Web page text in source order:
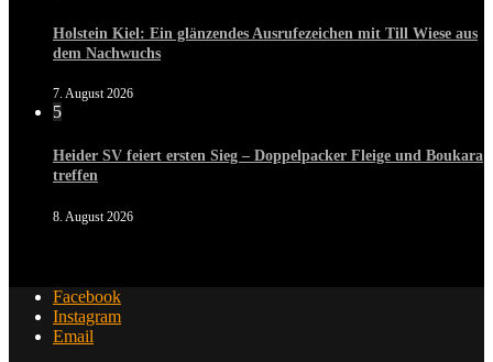
Holstein Kiel: Ein glänzendes Ausrufezeichen mit Till Wiese aus
dem Nachwuchs
7. August 2026
5
Heider SV feiert ersten Sieg – Doppelpacker Fleige und Boukara
treffen
8. August 2026
Facebook
Instagram
Email